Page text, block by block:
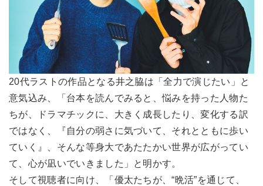
20代ラストの作品となる井之脇は「全力で演じたい」と
意気込み、「台本を読んでみると、悩みを持った人物た
ちが、ドラマチックに、大きく成長したり、変化する訳
ではなく、『自分の弱さに気づいて、それとともに歩い
ていく』、そんな等身大であたたかい世界が広がってい
て、心が凪いでいきました」と明かす。
そして視聴者に向け、「優太たちが、“晩活”を通じて、